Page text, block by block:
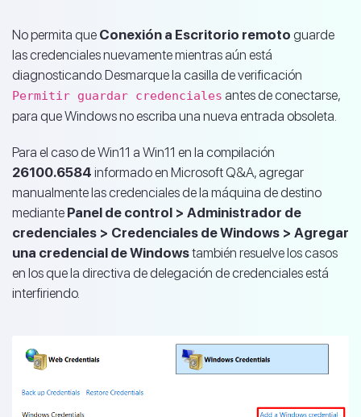
No permita que Conexión a Escritorio remoto guarde
las credenciales nuevamente mientras aún está
diagnosticando. Desmarque la casilla de verificación
Permitir guardar credenciales antes de conectarse,
para que Windows no escriba una nueva entrada obsoleta.
Para el caso de Win11 a Win11 en la compilación
26100.6584 informado en Microsoft Q&A, agregar
manualmente las credenciales de la máquina de destino
mediante Panel de control > Administrador de
credenciales > Credenciales de Windows > Agregar
una credencial de Windowstambién resuelve los casos
en los que la directiva de delegación de credenciales está
interfiriendo.